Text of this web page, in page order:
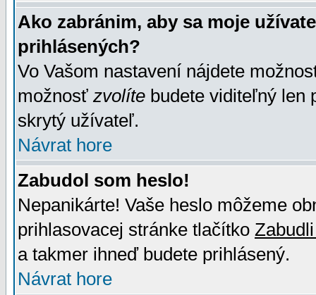
Ako zabránim, aby sa moje
prihlásených?
Vo Vašom nastavení nájdete
možnosť zvolíte budete viditeľný len
skrytý užívateľ.
Návrat hore
Zabudol som heslo!
Nepanikárte! Vaše heslo môžeme
prihlasovacej stránke tlačítko
a takmer ihneď budete prihlásený.
Návrat hore